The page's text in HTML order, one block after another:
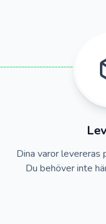
Dina varor levereras
Du behöver inte